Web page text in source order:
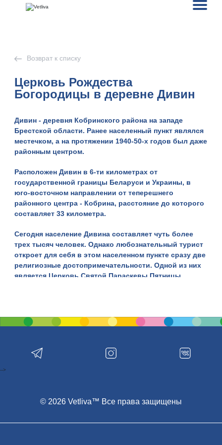
Возврат к списку
Церковь Рождества
Богородицы в деревне Дивин
Дивин - деревня Кобринского района на западе
Брестской области. Ранее населенный пункт являлся
местечком, а на протяжении 1940-50-х годов был даже
районным центром.
Расположен Дивин в 6-ти километрах от
государственной границы Беларуси и Украины, в
юго-восточном направлении от теперешнего
районного центра - Кобрина, расстояние до которого
составляет 33 километра.
Сегодня население Дивина составляетчуть более
трех тысяч человек. Однако любознательный турист
откроет для себя в этом населенном пункте сразу две
религиозные достопримечательности. Одной из них
является Церковь Святой Параскевы Пятницы,
Строительство Церкви Рождества Богородицы
начавшись в 1879 году по причине ветхости
расположенного здесь же здания прежней церкви,
название - Церковь Рождества Богородицы.
© 2026 Vetliva™ Все права защищены
-->